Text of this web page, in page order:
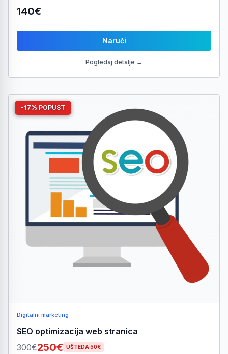
140€
Naruči
Pogledaj detalje →
-17% POPUST
Digitalni marketing
SEO optimizacija web stranica
300€250€ UŠTEDA 50€